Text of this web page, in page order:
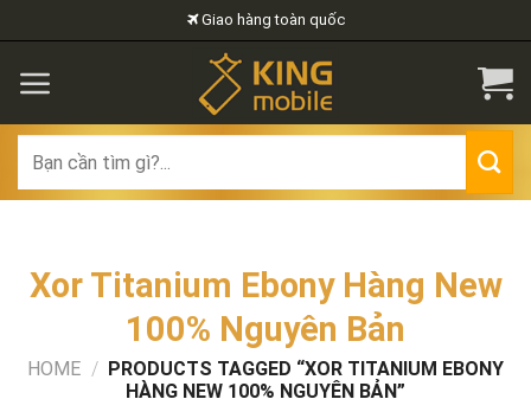
to
content
Giao hàng toàn quốc
for:
Xor Titanium Ebony Hàng New
100% Nguyên Bản
HOME / PRODUCTS TAGGED “XOR TITANIUM EBONY
HÀNG NEW 100% NGUYÊN BẢN”